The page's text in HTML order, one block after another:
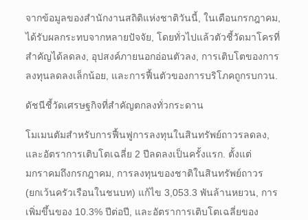
จากข้อมูลของสำนักงานสถิติแห่งชาติวันนี้, ในเดือนกรกฎาคม,
ได้รับผลกระทบจากหลายปัจจัย, โดยทั่วไปแล้วตัวชี้วัดมาโครที่
สำคัญได้ลดลง, อุปสงค์ภายนอกอ่อนตัวลง, การเติบโตของการ
ลงทุนลดลงเล็กน้อย, และการฟื้นตัวของการบริโภคถูกรบกวน.
ดัชนีชี้วัดเศรษฐกิจที่สำคัญตกลงทั่วกระดาน
โมเมนตัมสำหรับการฟื้นฟูการลงทุนในสินทรัพย์ถาวรลดลง,
และอัตราการเติบโตเฉลี่ย 2 ปีลดลงเป็นครั้งแรก. ตั้งแต่
มกราคมถึงกรกฎาคม, การลงทุนของชาติในสินทรัพย์ถาวร
(ยกเว้นครัวเรือนในชนบท) แก้ไข 3,053.3 พันล้านหยวน, การ
เพิ่มขึ้นของ 10.3% ปีต่อปี, และอัตราการเติบโตเฉลี่ยของ